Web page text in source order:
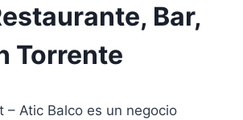
Bar,
Torrente
– Atic Balco es un negocio